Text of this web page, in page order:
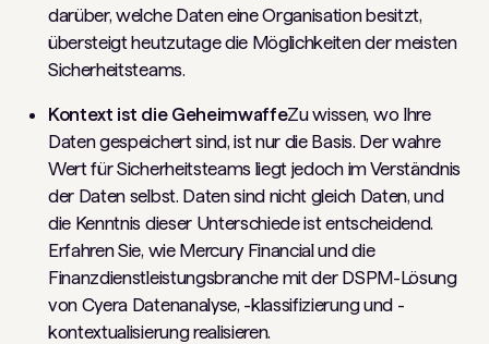
darüber, welche Daten eine Organisation besitzt,
übersteigt heutzutage die Möglichkeiten der meisten
Sicherheitsteams.
Kontext ist die GeheimwaffeZu wissen, wo Ihre
Daten gespeichert sind, ist nur die Basis. Der wahre
Wert für Sicherheitsteams liegt jedoch im Verständnis
der Daten selbst. Daten sind nicht gleich Daten, und
die Kenntnis dieser Unterschiede ist entscheidend.
Erfahren Sie, wie Mercury Financial und die
Finanzdienstleistungsbranche mit der DSPM-Lösung
von Cyera Datenanalyse, -klassifizierung und -
kontextualisierung realisieren.